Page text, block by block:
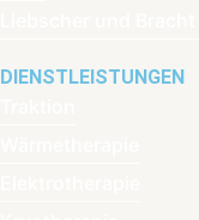
DIENSTLEISTUNGEN